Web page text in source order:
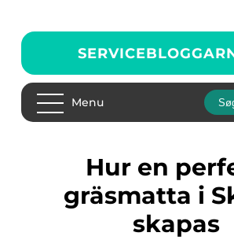
Menu
Hur en perfekt
gräsmatta i
skapas